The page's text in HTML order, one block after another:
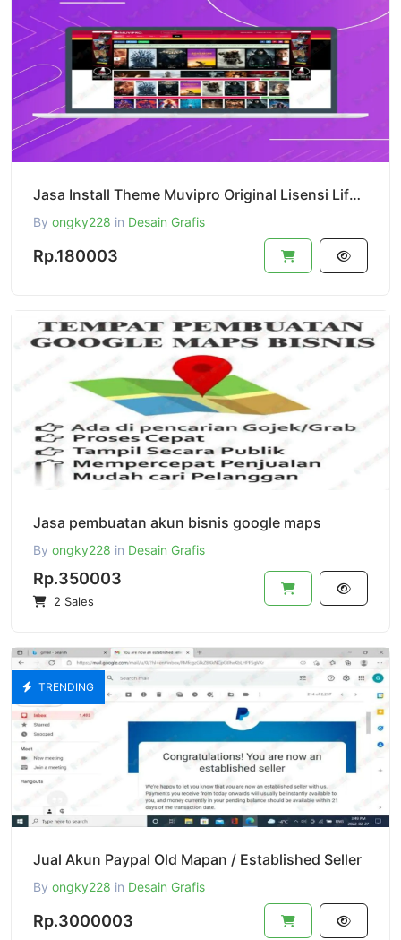
Jasa Install Theme Muvipro Original Lisensi Lifetime
By ongky228 in Desain Grafis
Rp.180003
Jasa pembuatan akun bisnis google maps
By ongky228 in Desain Grafis
Rp.350003
2 Sales
TRENDING
Jual Akun Paypal Old Mapan / Established Seller
By ongky228 in Desain Grafis
Rp.3000003